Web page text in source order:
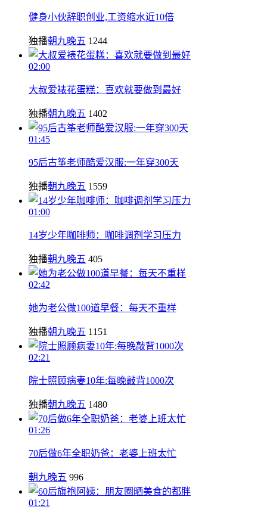
健身小伙辞职创业,工资缩水近10倍
独播朝九晚五 1244
02:00
大叔爱裱花蛋糕：喜欢就要做到最好
独播朝九晚五 1402
01:45
95后古筝老师酷爱汉服:一年穿300天
独播朝九晚五 1559
01:00
14岁少年咖啡师：咖啡调剂学习压力
独播朝九晚五 405
02:42
她为老公做100道早餐：每天不重样
独播朝九晚五 1151
02:21
院士照顾病妻10年:每晚敲背1000次
独播朝九晚五 1480
01:26
70后做6年全职奶爸：老婆上班太忙
朝九晚五 996
01:21